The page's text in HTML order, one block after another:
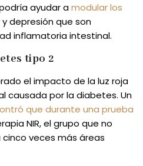
ayudar amodular los
y depresión que son
inflamatoria intestinal.
tipo 2
el impacto de la luz roja
causada por la diabetes. Un
que durante una prueba
NIR, el grupo que no
veces más áreas